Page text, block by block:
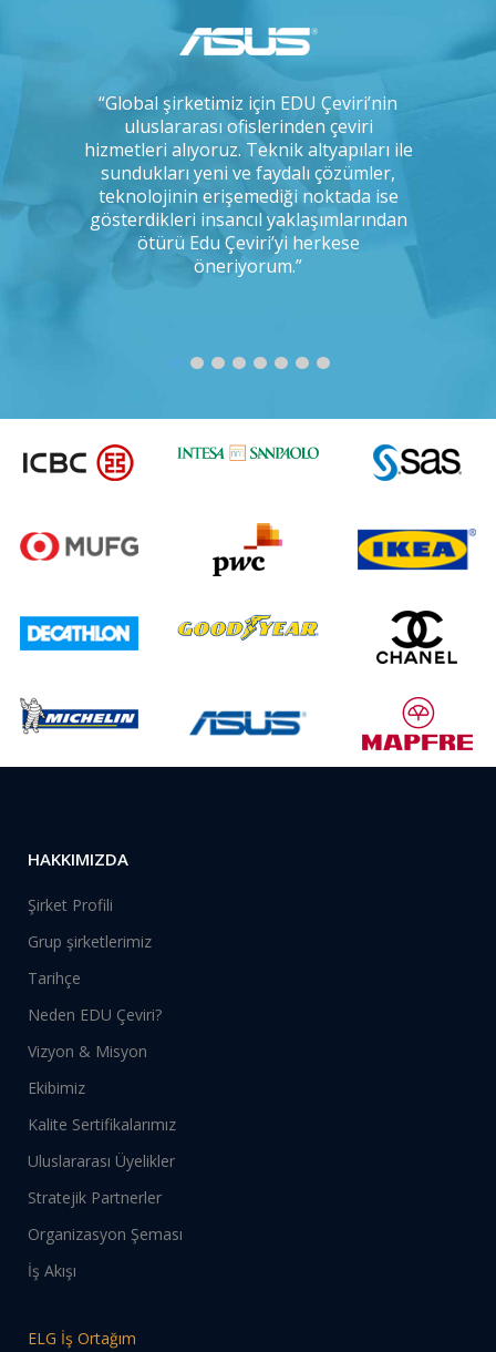
titiz
kim
“Global şirketimiz için EDU Çeviri’nin
uluslararası ofislerinden çeviri
hizmetleri alıyoruz. Teknik altyapıları ile
sundukları yeni ve faydalı çözümler,
teknolojinin erişemediği noktada ise
gösterdikleri insancıl yaklaşımlarından
ötürü Edu Çeviri’yi herkese
öneriyorum.”
“IKEA
HAKKIMIZDA
Şirket Profili
Grup şirketlerimiz
Tarihçe
Neden EDU Çeviri?
Vizyon & Misyon
Ekibimiz
Kalite Sertifikalarımız
Uluslararası Üyelikler
Stratejik Partnerler
Organizasyon Şeması
İş Akışı
ELG İş Ortağım